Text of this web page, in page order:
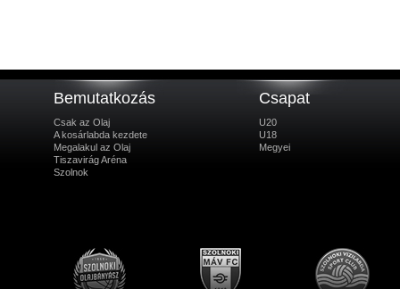
Bemutatkozás
Csak az Olaj
A kosárlabda kezdete
Megalakul az Olaj
Tiszavirág Aréna
Szolnok
Csapat
U20
U18
Megyei